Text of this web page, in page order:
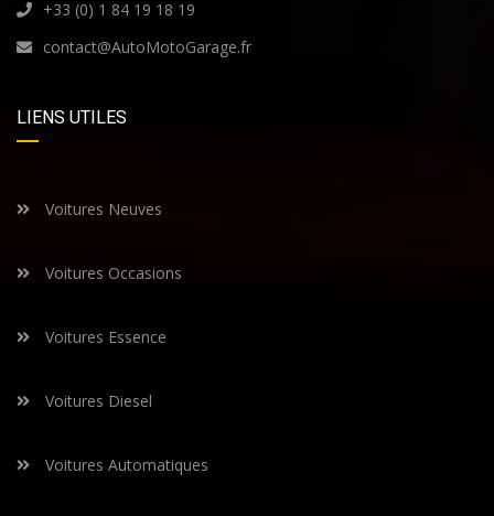
+33 (0) 1 84 19 18 19
contact@AutoMotoGarage.fr
LIENS UTILES
Voitures Neuves
Voitures Occasions
Voitures Essence
Voitures Diesel
Voitures Automatiques